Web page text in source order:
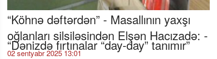
“Köhnə dəftərdən” - Masallının yaxşı
oğlanları silsiləsindən Elşən Hacızadə: -
“Dənizdə fırtınalar “day-day” tanımır”
02 sentyabr 2025 13:01